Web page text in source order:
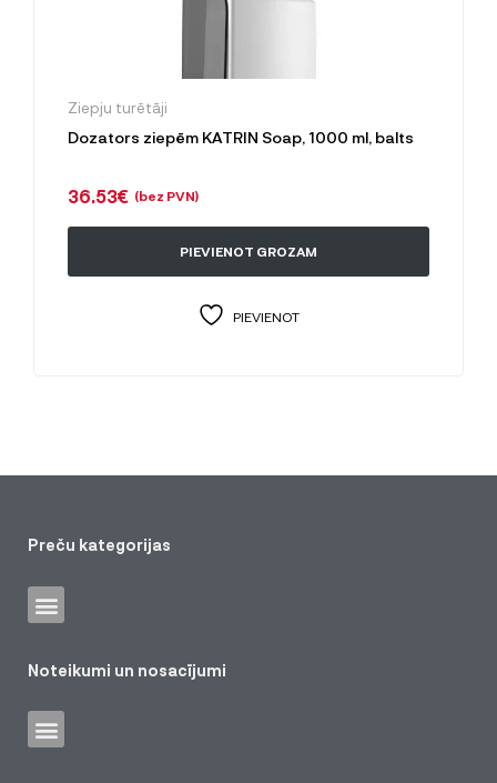
Ziepju turētāji
Dozators ziepēm KATRIN Soap, 1000 ml, balts
36.53€ (bez PVN)
PIEVIENOT GROZAM
PIEVIENOT
Preču kategorijas
Noteikumi un nosacījumi